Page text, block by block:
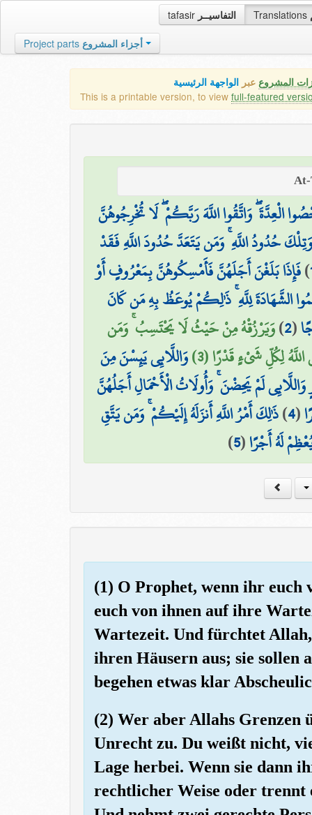
tafasir التفاسيــر Translations
Project parts أجزاء المشروع
المشروع عبر الواجهة الرئيسية
This is a printable version, to view full-featured
الْعِدَّةَ ۖ وَاتَّقُوا اللَّهَ رَبَّكُمْ ۖ لَا تُخْرِجُوهُنَّ
حُدُودُ اللَّهِ ۚ وَمَن يَتَعَدَّ حُدُودَ اللَّهِ فَقَدْ
)فَإِذَا بَلَغْنَ أَجَلَهُنَّ فَأَمْسِكُوهُنَّ بِمَعْرُوفٍ أَوْ
الشَّهَادَةَ لِلَّهِ ۚ ذَٰلِكُمْ يُوعَظُ بِهِ مَن كَانَ
(
2
)وَيَرْزُقْهُ مِنْ حَيْثُ لَا يَحْتَسِبُ ۚ وَمَن
لِكُلِّ شَيْءٍ قَدْرًا (3) وَاللَّائِي يَئِسْنَ مِنَ
لَمْ يَحِضْنَ ۚ وَأُولَاتُ الْأَحْمَالِ أَجَلُهُنَّ
(
4
)ذَٰلِكَ أَمْرُ اللَّهِ أَنزَلَهُ إِلَيْكُمْ ۚ وَمَن يَتَّقِ
لَهُ أَجْرًا(
5
)
(1) O Prophet, wenn ihr euch
euch von ihnen auf ihre
Wartezeit. Und fürchtet
ihren Häusern aus; sie sollen
begehen etwas klar
(2) Wer aber Allahs Grenzen
Unrecht zu. Du weißt nicht,
Lage herbei. Wenn sie dann
rechtlicher Weise oder trennt